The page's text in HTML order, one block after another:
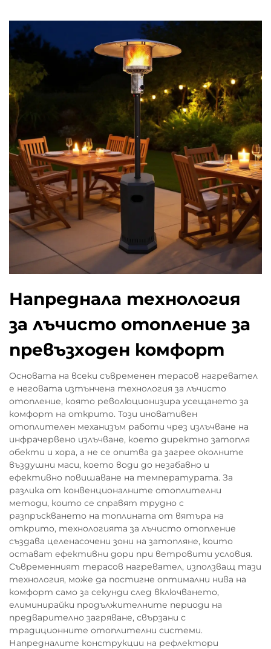
Напреднала технология
за лъчисто отопление за
превъзходен комфорт
Основата на всеки съвременен терасов нагревател
е неговата изтънчена технология за лъчисто
отопление, която революционизира усещането за
комфорт на открито. Този иновативен
отоплителен механизъм работи чрез излъчване на
инфрачервено излъчване, което директно затопля
обекти и хора, а не се опитва да загрее околните
въздушни маси, което води до незабавно и
ефективно повишаване на температурата. За
разлика от конвенционалните отоплителни
методи, които се справят трудно с
разпръскването на топлината от вятъра на
открито, технологията за лъчисто отопление
създава целенасочени зони на затопляне, които
остават ефективни дори при ветровити условия.
Съвременният терасов нагревател, използващ тази
технология, може да постигне оптимални нива на
комфорт само за секунди след включването,
елиминирайки продължителните периоди на
предварително загряване, свързани с
традиционните отоплителни системи.
Напредналите конструкции на рефлектори